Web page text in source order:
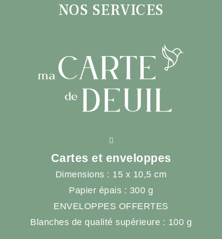
NOS SERVICES
Cartes et enveloppes
Dimensions : 15 x 10,5 cm
Papier épais : 300 g
ENVELOPPES OFFERTES
Blanches de qualité supérieure : 100 g